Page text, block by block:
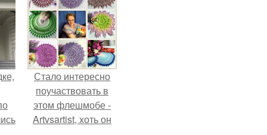
Стало интересно
поучаствовать в
этом флешмобе -
Artvsartist, хоть он